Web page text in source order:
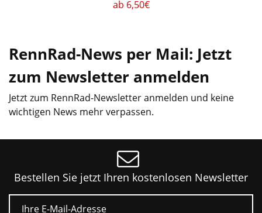
ab 6,50€
RennRad-News per Mail: Jetzt
zum Newsletter anmelden
Jetzt zum RennRad-Newsletter anmelden und keine
wichtigen News mehr verpassen.
Bestellen Sie jetzt Ihren kostenlosen Newsletter
E-Mail